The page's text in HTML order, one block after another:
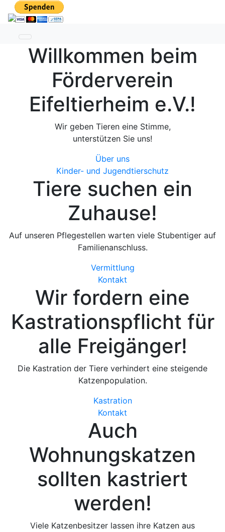
Toggle navigation
Willkommen beim
Förderverein
Eifeltierheim e.V.!
Wir geben Tieren eine Stimme,
unterstützen Sie uns!
Über uns
Kinder- und Jugendtierschutz
Tiere suchen ein
Zuhause!
Auf unseren Pflegestellen warten viele Stubentiger auf
Familienanschluss.
Vermittlung
Kontakt
Wir fordern eine
Kastrationspflicht für
alle Freigänger!
Die Kastration der Tiere verhindert eine steigende
Katzenpopulation.
Kastration
Kontakt
Auch
Wohnungskatzen
sollten kastriert
werden!
Viele Katzenbesitzer lassen ihre Katzen aus